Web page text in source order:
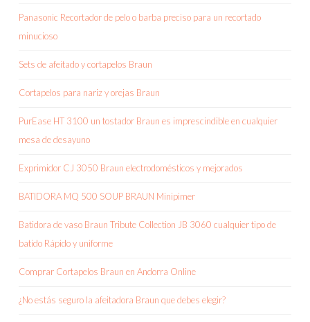
Panasonic Recortador de pelo o barba preciso para un recortado
minucioso
Sets de afeitado y cortapelos Braun
Cortapelos para nariz y orejas Braun
PurEase HT 3100 un tostador Braun es imprescindible en cualquier
mesa de desayuno
Exprimidor CJ 3050 Braun electrodomésticos y mejorados
BATIDORA MQ 500 SOUP BRAUN Minipimer
Batidora de vaso Braun Tribute Collection JB 3060 cualquier tipo de
batido Rápido y uniforme
Comprar Cortapelos Braun en Andorra Online
¿No estás seguro la afeitadora Braun que debes elegir?